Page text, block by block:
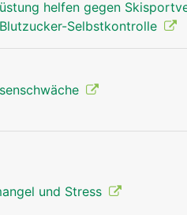
helfen gegen
Selbstkontrolle
und Stress